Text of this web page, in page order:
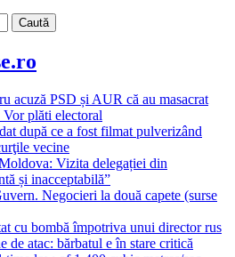
acuză PSD și AUR că au masacrat
plăti electoral
după ce a fost filmat pulverizând
vecine
Vizita delegației din
și inacceptabilă”
Negocieri la două capete (surse
cu bombă împotriva unui director rus
de atac: bărbatul e în stare critică